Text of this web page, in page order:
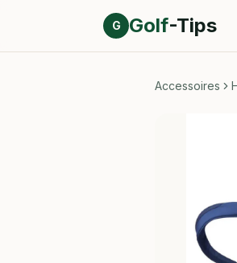
Direct naar inhoud
G Golf-Tips
Accessoires